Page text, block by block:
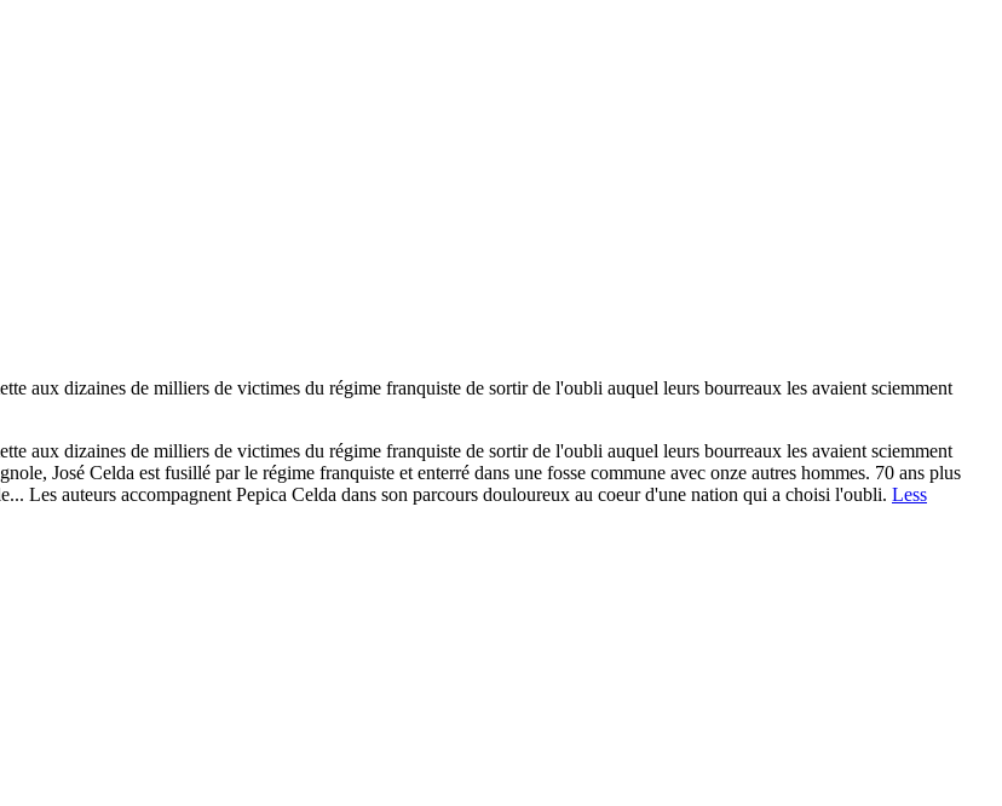
aux dizaines de milliers de victimes du régime franquiste de sortir de l'oubli auquel leurs bourreaux les avaient sciemment
aux dizaines de milliers de victimes du régime franquiste de sortir de l'oubli auquel leurs bourreaux les avaient sciemment
José Celda est fusillé par le régime franquiste et enterré dans une fosse commune avec onze autres hommes. 70 ans plus
Les auteurs accompagnent Pepica Celda dans son parcours douloureux au coeur d'une nation qui a choisi l'oubli. Less